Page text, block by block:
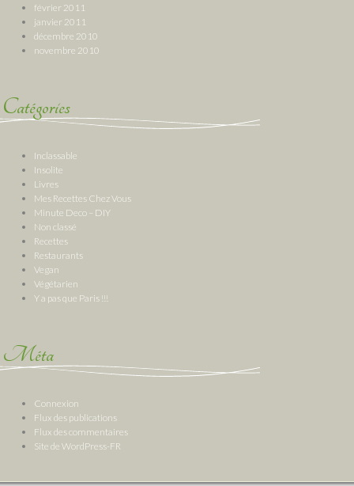
février 2011
janvier 2011
décembre 2010
novembre 2010
Catégories
Inclassable
Insolite
Livres
Mes Recettes Chez Vous
Minute Deco – DIY
Non classé
Recettes
Restaurants
Vegan
Végétarien
Y a pas que Paris !!!
Méta
Connexion
Flux des publications
Flux des commentaires
Site de WordPress-FR